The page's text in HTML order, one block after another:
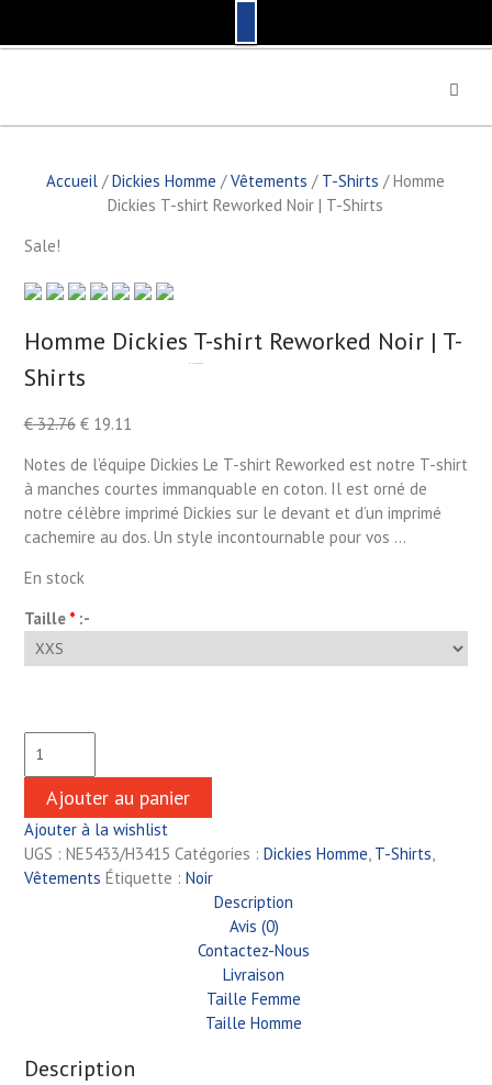
p
Accueil /Dickies Homme /Vêtements / T-Shirts / Homme
Dickies T-shirt Reworked Noir | T-Shirts
Sale!
Homme Dickies T-shirt Reworked Noir | T-
Shirts
€32.76 €19.11
Notes de l’équipe Dickies Le T-shirt Reworked est notre T-shirt
à manches courtes immanquable en coton. Il est orné de
notre célèbre imprimé Dickies sur le devant et d’un imprimé
cachemire au dos. Un style incontournable pour vos …
En stock
Taille *:-
Ajouter au panier
Ajouter à la wishlist
UGS : NE5433/H3415 Catégories : Dickies Homme, T-Shirts,
Vêtements Étiquette : Noir
Description
Avis (0)
Contactez-Nous
Livraison
Taille Femme
Taille Homme
Description